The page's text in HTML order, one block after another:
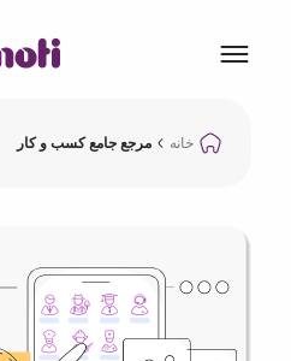
خانه مرجع جامع کسب و کار